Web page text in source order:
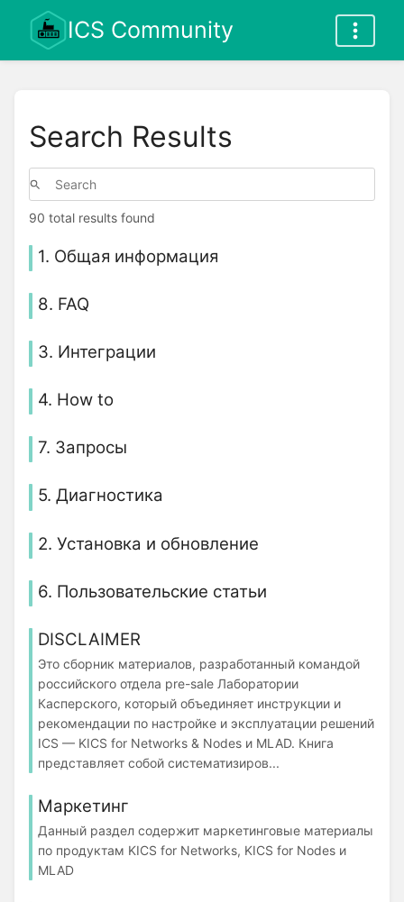
ICS Community
Search Results
90 total results found
1. Общая информация
8. FAQ
3. Интеграции
4. How to
7. Запросы
5. Диагностика
2. Установка и обновление
6. Пользовательские статьи
DISCLAIMER
Это сборник материалов, разработанный командой
российского отдела pre-sale Лаборатории
Касперского, который объединяет инструкции и
рекомендации по настройке и эксплуатации решений
ICS — KICS for Networks & Nodes и MLAD. Книга
представляет собой систематизиров...
Маркетинг
Данный раздел содержит маркетинговые материалы
по продуктам KICS for Networks, KICS for Nodes и
MLAD